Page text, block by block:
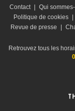
Contact | Qui
Politique de cookies |
Revue de presse
|
Retrouvez tous les